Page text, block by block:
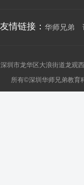
友情链接： 华师兄弟
深圳市龙华区大浪街道龙观
所有©深圳华师兄弟教育